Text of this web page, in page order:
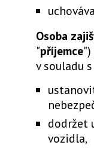
Osoba
"příjemce
v souladu
dodržet
vozidla,